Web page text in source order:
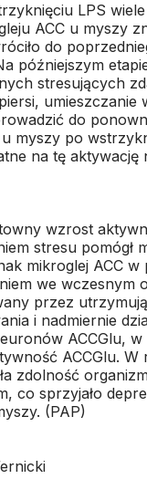
LPS
ACC u myszy
do
późniejszym
stresujących
umieszczanie
do
u myszy po
na tę aktywację
wzrost
stresu pomógł
mikroglej ACC w
we wczesnym
przez
i nadmiernie
ACCGlu, w
ACCGlu. W
zdolność
co sprzyjało
(PAP)